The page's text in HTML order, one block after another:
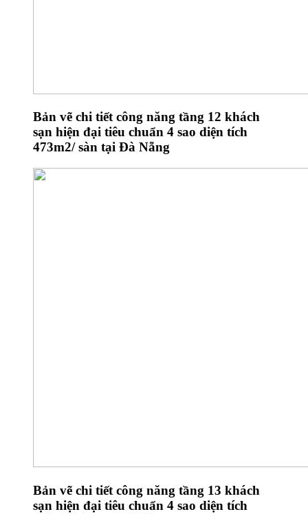
Bản vẽ chi tiết công năng tầng 12 khách
sạn hiện đại tiêu chuẩn 4 sao diện tích
473m2/ sàn tại Đà Nẵng
Bản vẽ chi tiết công năng tầng 13 khách
sạn hiện đại tiêu chuẩn 4 sao diện tích